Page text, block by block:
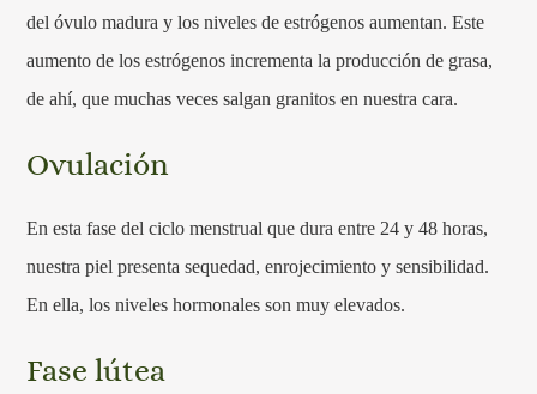
del óvulo madura y los niveles de estrógenos aumentan. Este
aumento de los estrógenos incrementa la producción de grasa,
de ahí, que muchas veces salgan granitos en nuestra cara.
Ovulación
En esta fase del ciclo menstrual que dura entre 24 y 48 horas,
nuestra piel presenta sequedad, enrojecimiento y sensibilidad.
En ella, los niveles hormonales son muy elevados.
Fase lútea